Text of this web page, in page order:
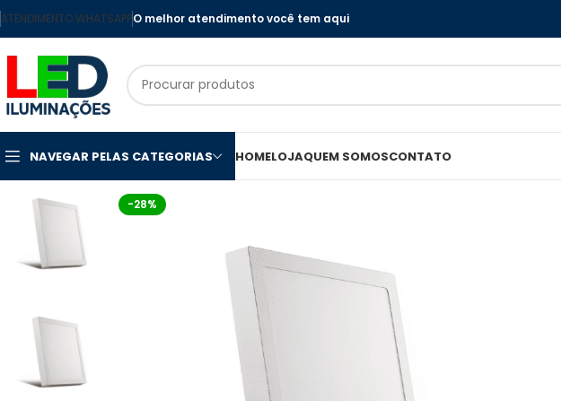
ATENDIMENTO WHATSAPPO melhor atendimento você tem aqui
NAVEGAR PELAS CATEGORIAS HOMELOJAQUEM SOMOSCONTATO
-28%